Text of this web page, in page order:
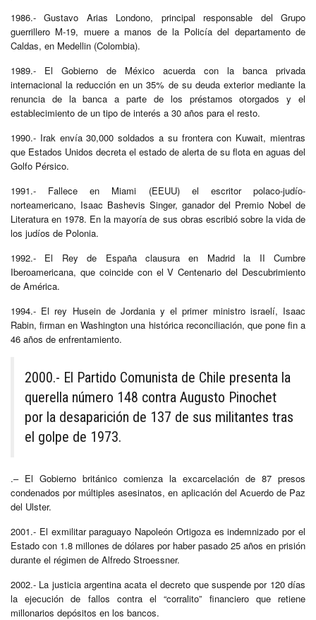
1986.- Gustavo Arias Londono, principal responsable del Grupo
guerrillero M-19, muere a manos de la Policía del departamento de
Caldas, en Medellin (Colombia).
1989.- El Gobierno de México acuerda con la banca privada
internacional la reducción en un 35% de su deuda exterior mediante la
renuncia de la banca a parte de los préstamos otorgados y el
establecimiento de un tipo de interés a 30 años para el resto.
1990.- Irak envía 30,000 soldados a su frontera con Kuwait, mientras
que Estados Unidos decreta el estado de alerta de su flota en aguas del
Golfo Pérsico.
1991.- Fallece en Miami (EEUU) el escritor polaco-judío-
norteamericano, Isaac Bashevis Singer, ganador del Premio Nobel de
Literatura en 1978. En la mayoría de sus obras escribió sobre la vida de
los judíos de Polonia.
1992.- El Rey de España clausura en Madrid la II Cumbre
Iberoamericana, que coincide con el V Centenario del Descubrimiento
de América.
1994.- El rey Husein de Jordania y el primer ministro israelí, Isaac
Rabin, firman en Washington una histórica reconciliación, que pone fin a
46 años de enfrentamiento.
2000.- El Partido Comunista de Chile presenta la
querella número 148 contra Augusto Pinochet
por la desaparición de 137 de sus militantes tras
el golpe de 1973.
.– El Gobierno británico comienza la excarcelación de 87 presos
condenados por múltiples asesinatos, en aplicación del Acuerdo de Paz
del Ulster.
2001.- El exmilitar paraguayo Napoleón Ortigoza es indemnizado por el
Estado con 1.8 millones de dólares por haber pasado 25 años en prisión
durante el régimen de Alfredo Stroessner.
2002.- La justicia argentina acata el decreto que suspende por 120 días
la ejecución de fallos contra el “corralito” financiero que retiene
millonarios depósitos en los bancos.